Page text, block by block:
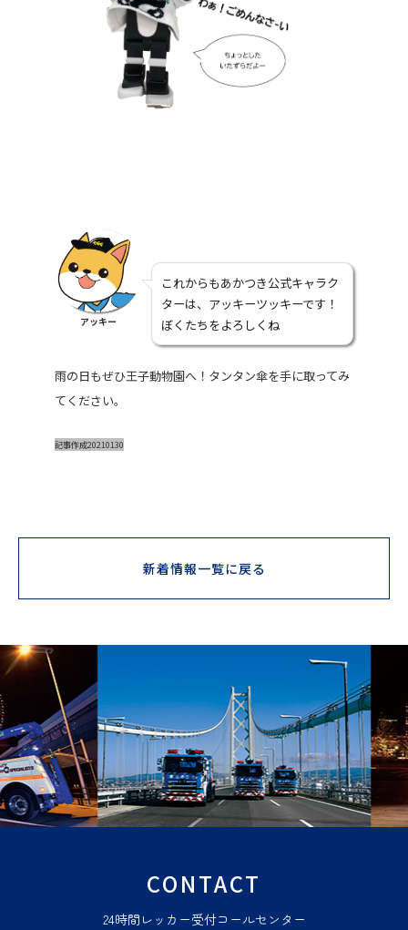
アッキー
これからもあかつき公式キャラク
ターは、アッキーツッキーです！
ぼくたちをよろしくね
雨の日もぜひ王子動物園へ！タンタン傘を手に取ってみ
てください。
記事作成20210130
新着情報一覧に戻る
CONTACT
24時間レッカー受付コールセンター